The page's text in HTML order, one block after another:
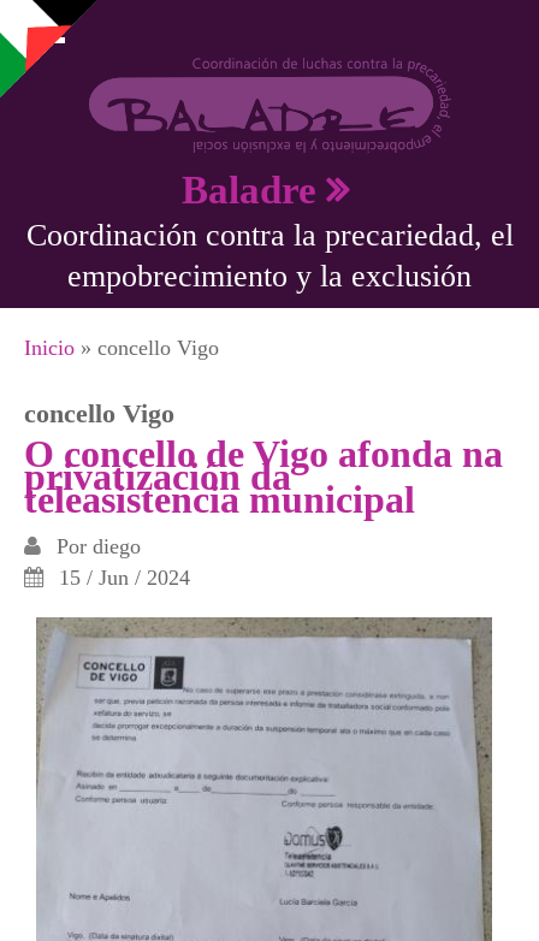
Pasar al contenido principal
Baladre
Coordinación contra la precariedad, el
empobrecimiento y la exclusión
Se encuentra usted aquí
Inicio » concello Vigo
concello Vigo
O concello de Vigo afonda na
privatización da
teleasistencia municipal
Por diego
15 / Jun / 2024